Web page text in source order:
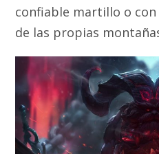
confiable martillo o
de las propias